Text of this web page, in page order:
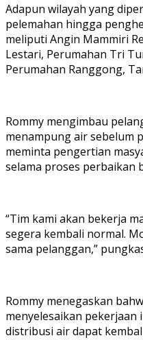
Adapun wilayah yang
pelemahan hingga
meliputi Angin Mammiri
Lestari, Perumahan Tri
Perumahan Ranggong,
Rommy mengimbau
menampung air sebelum
meminta pengertian
selama proses perbaikan
“Tim kami akan bekerja
segera kembali normal.
sama pelanggan,”
Rommy menegaskan
menyelesaikan
distribusi air dapat